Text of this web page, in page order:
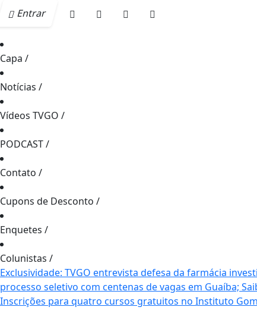
Entrar
Capa /
Notícias /
Vídeos TVGO /
PODCAST/
Contato /
Cupons de Desconto /
Enquetes /
Colunistas /
Exclusividade: TVGO entrevista defesa da farmácia
processo seletivo com centenas de vagas em Guaíba;
Inscrições para quatro cursos gratuitos no Instituto